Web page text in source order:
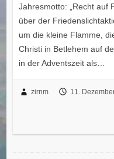
Jahresmotto: „Recht auf
über der
um die kleine Flamme,
Christi in Betlehem auf
in der Adventszeit als…
zirnm 11.